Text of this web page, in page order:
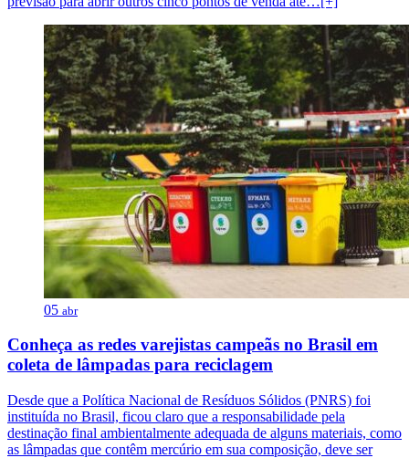
05 abr
Conheça as redes varejistas campeãs no Brasil em
coleta de lâmpadas para reciclagem
Desde que a Política Nacional de Resíduos Sólidos (PNRS) foi
instituída no Brasil, ficou claro que a responsabilidade pela
destinação final ambientalmente adequada de alguns materiais, como
as lâmpadas que contêm mercúrio em sua composição, deve ser